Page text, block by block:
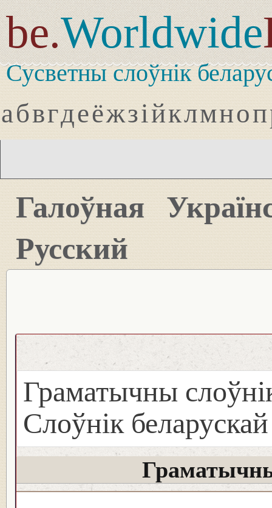
be.Worldwide
Сусветны слоўнік
абвгдеёжзійклмноп
Галоўная
Русский
Граматычны
Слоўнік